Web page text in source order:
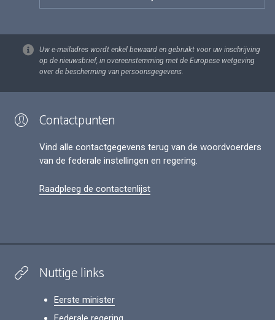
Uw e-mailadres wordt enkel bewaard en gebruikt voor uw inschrijving
op de nieuwsbrief, in overeenstemming met de Europese wetgeving
over de bescherming van persoonsgegevens.
Contactpunten
Vind alle contactgegevens terug van de woordvoerders
van de federale instellingen en regering.
Raadpleeg de contactenlijst
Nuttige links
Eerste minister